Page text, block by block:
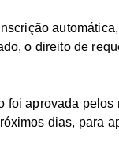
o direito de
aprovada
dias, para